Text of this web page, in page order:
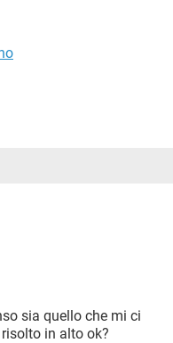
sia quello che mi ci
in alto ok?